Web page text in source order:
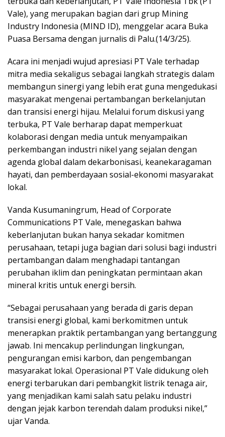
Vale), yang merupakan bagian dari grup Mining
Industry Indonesia (MIND ID), menggelar acara Buka
Puasa Bersama dengan jurnalis di Palu.(14/3/25).
Acara ini menjadi wujud apresiasi PT Vale terhadap
mitra media sekaligus sebagai langkah strategis dalam
membangun sinergi yang lebih erat guna mengedukasi
masyarakat mengenai pertambangan berkelanjutan
dan transisi energi hijau. Melalui forum diskusi yang
terbuka, PT Vale berharap dapat memperkuat
kolaborasi dengan media untuk menyampaikan
perkembangan industri nikel yang sejalan dengan
agenda global dalam dekarbonisasi, keanekaragaman
hayati, dan pemberdayaan sosial-ekonomi masyarakat
lokal.
Vanda Kusumaningrum, Head of Corporate
Communications PT Vale, menegaskan bahwa
keberlanjutan bukan hanya sekadar komitmen
perusahaan, tetapi juga bagian dari solusi bagi industri
pertambangan dalam menghadapi tantangan
perubahan iklim dan peningkatan permintaan akan
mineral kritis untuk energi bersih.
“Sebagai perusahaan yang berada di garis depan
transisi energi global, kami berkomitmen untuk
menerapkan praktik pertambangan yang bertanggung
jawab. Ini mencakup perlindungan lingkungan,
pengurangan emisi karbon, dan pengembangan
masyarakat lokal. Operasional PT Vale didukung oleh
energi terbarukan dari pembangkit listrik tenaga air,
yang menjadikan kami salah satu pelaku industri
dengan jejak karbon terendah dalam produksi nikel,”
ujar Vanda.